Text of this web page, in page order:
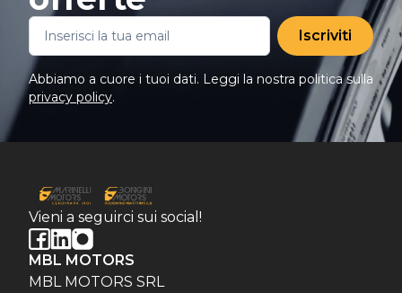
Iscriviti
Abbiamo a cuore i tuoi dati. Leggi la nostra politica sulla
privacy policy.
Vieni a seguirci sui social!
MBL MOTORS
MBL MOTORS SRL